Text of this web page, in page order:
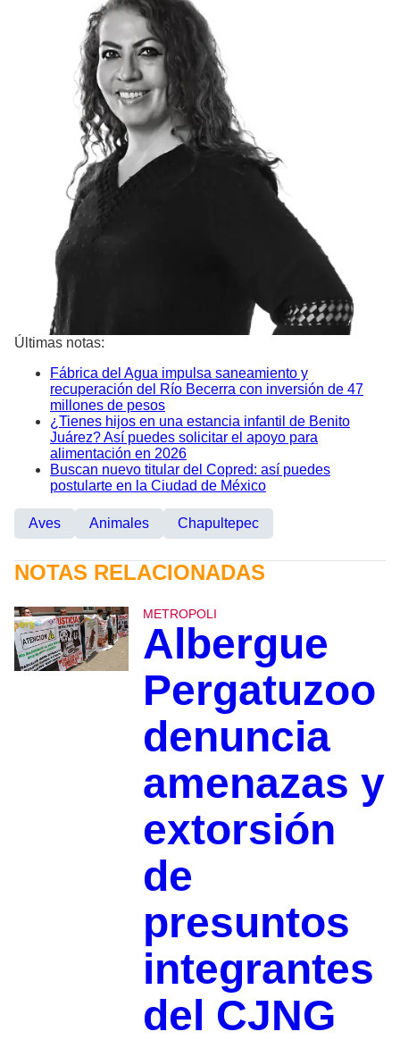
Últimas notas:
Fábrica del Agua impulsa saneamiento y
recuperación del Río Becerra con inversión de 47
millones de pesos
¿Tienes hijos en una estancia infantil de Benito
Juárez? Así puedes solicitar el apoyo para
alimentación en 2026
Buscan nuevo titular del Copred: así puedes
postularte en la Ciudad de México
Aves Animales Chapultepec
NOTAS RELACIONADAS
METROPOLI
Albergue
Pergatuzoo
denuncia
amenazas y
extorsión
de
presuntos
integrantes
del CJNG